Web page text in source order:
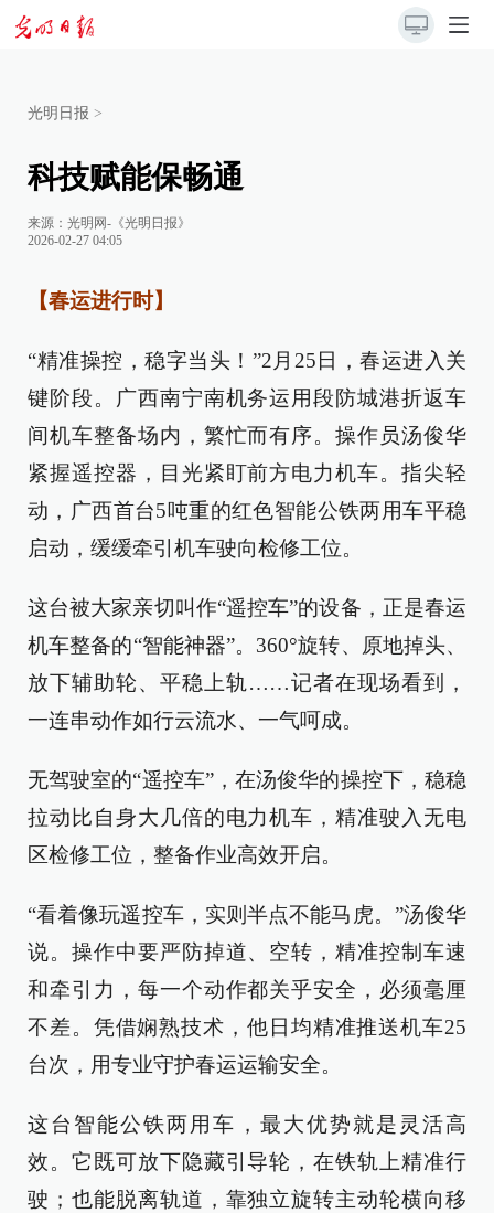
光明日报 >
科技赋能保畅通
来源： 光明网-《光明日报》
2026-02-27 04:05
【春运进行时】
“精准操控，稳字当头！”2月25日，春运进入关
键阶段。广西南宁南机务运用段防城港折返车
间机车整备场内，繁忙而有序。操作员汤俊华
紧握遥控器，目光紧盯前方电力机车。指尖轻
动，广西首台5吨重的红色智能公铁两用车平稳
启动，缓缓牵引机车驶向检修工位。
这台被大家亲切叫作“遥控车”的设备，正是春运
机车整备的“智能神器”。360°旋转、原地掉头、
放下辅助轮、平稳上轨……记者在现场看到，
一连串动作如行云流水、一气呵成。
无驾驶室的“遥控车”，在汤俊华的操控下，稳稳
拉动比自身大几倍的电力机车，精准驶入无电
区检修工位，整备作业高效开启。
“看着像玩遥控车，实则半点不能马虎。”汤俊华
说。操作中要严防掉道、空转，精准控制车速
和牵引力，每一个动作都关乎安全，必须毫厘
不差。凭借娴熟技术，他日均精准推送机车25
台次，用专业守护春运运输安全。
这台智能公铁两用车，最大优势就是灵活高
效。它既可放下隐藏引导轮，在铁轨上精准行
驶；也能脱离轨道，靠独立旋转主动轮横向移